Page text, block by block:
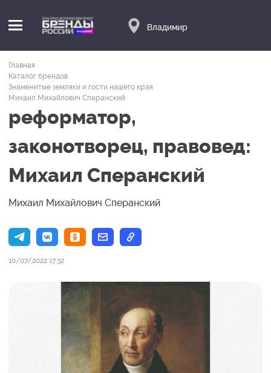
Владимир
Главная
Каталог брендов
Знаменитые земляки и гости нашего края
Михаил Михайлович Сперанский
реформатор,
законотворец, правовед:
Михаил Сперанский
Михаил Михайлович Сперанский
10/07/2022 17:32